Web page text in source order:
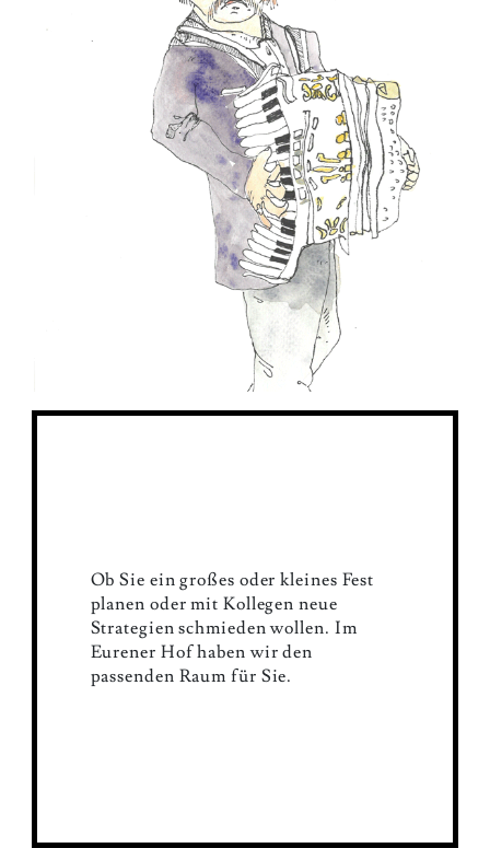
Ob Sie ein großes oder kleines Fest
planen oder mit Kollegen neue
Strategien schmieden wollen. Im
Eurener Hof haben wir den
passenden Raum für Sie.